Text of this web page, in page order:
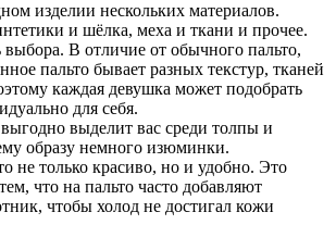
изделии нескольких материалов.
и шёлка, меха и ткани и прочее.
В отличие от обычного пальто,
пальто бывает разных текстур, тканей
каждая девушка может подобрать
для себя.
выгодно выделит вас среди толпы и
образу немного изюминки.
не только красиво, но и удобно. Это
что на пальто часто добавляют
чтобы холод не достигал кожи